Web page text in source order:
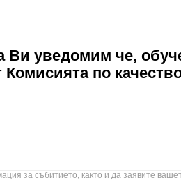
Ви уведомим че,
Комисията по
за събитието, както и да заявите